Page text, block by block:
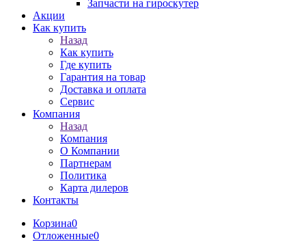
Запчасти на гироскутер
Акции
Как купить
Назад
Как купить
Где купить
Гарантия на товар
Доставка и оплата
Сервис
Компания
Назад
Компания
О Компании
Партнерам
Политика
Карта дилеров
Контакты
Корзина0
Отложенные0